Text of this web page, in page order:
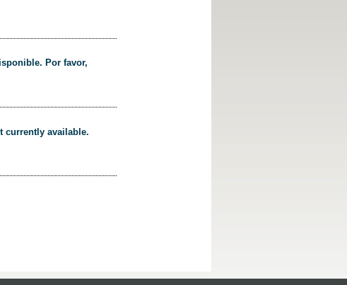
Por favor,
currently available.